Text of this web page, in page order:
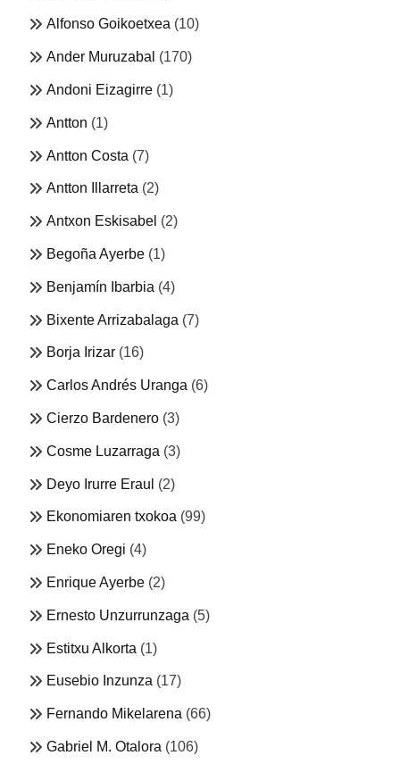
Alfonso Goikoetxea (10)
Ander Muruzabal (170)
Andoni Eizagirre (1)
Antton (1)
Antton Costa (7)
Antton Illarreta (2)
Antxon Eskisabel (2)
Begoña Ayerbe (1)
Benjamín Ibarbia (4)
Bixente Arrizabalaga (7)
Borja Irizar (16)
Carlos Andrés Uranga (6)
Cierzo Bardenero (3)
Cosme Luzarraga (3)
Deyo Irurre Eraul (2)
Ekonomiaren txokoa (99)
Eneko Oregi (4)
Enrique Ayerbe (2)
Ernesto Unzurrunzaga (5)
Estitxu Alkorta (1)
Eusebio Inzunza (17)
Fernando Mikelarena (66)
Gabriel M. Otalora (106)